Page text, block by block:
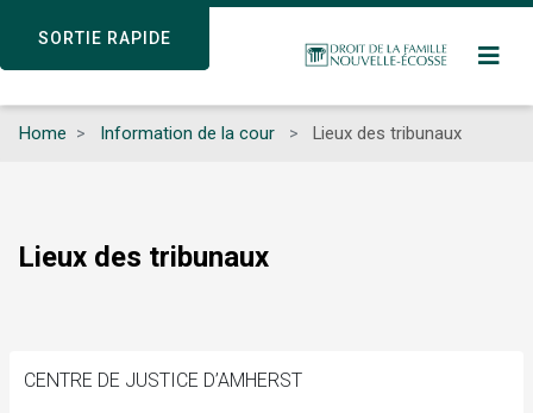
SORTIE RAPIDE
content
SORTIE RAPIDE
Home Information de la cour Lieux des tribunaux
Lieux des tribunaux
CENTRE DE JUSTICE D’AMHERST